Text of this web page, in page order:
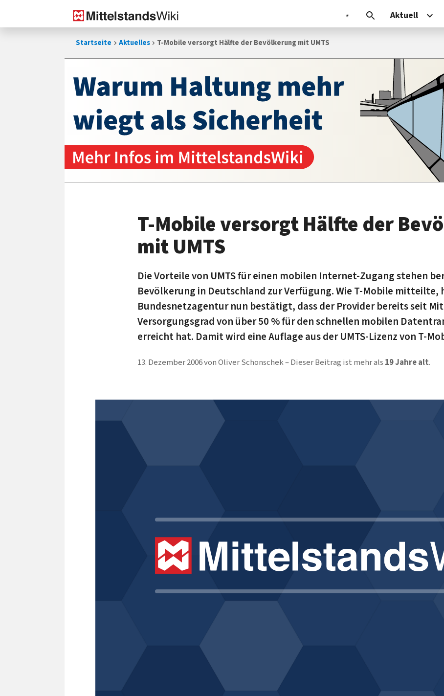
Aktuell
Startseite Aktuelles T-Mobile versorgt Hälfte der Bevölkerung mit UMTS
T-Mobile versorgt Hälfte der
mit UMTS
Die Vorteile von UMTS für einen mobilen Internet-Zugang stehen
Bevölkerung in Deutschland zur Verfügung. Wie T-Mobile mitteilte,
Bundesnetzagentur nun bestätigt, dass der Provider bereits seit
Versorgungsgrad von über 50 % für den schnellen mobilen
erreicht hat. Damit wird eine Auflage aus der UMTS-Lizenz von T-
13. Dezember 2006vonOliver Schonschek Dieser Beitrag ist mehr als 19 Jahre alt.